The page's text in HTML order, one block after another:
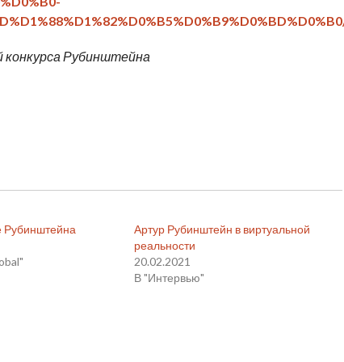
Рубинштейна
Рубинштейна
Артур Рубинштейн в виртуальной
реальности
20.02.2021
В "Интервью"